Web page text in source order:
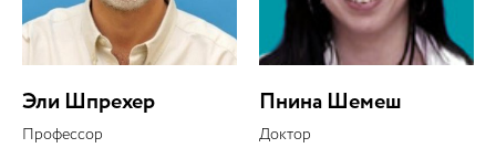
Эли Шпрехер
Профессор
Пнина Шемеш
Доктор